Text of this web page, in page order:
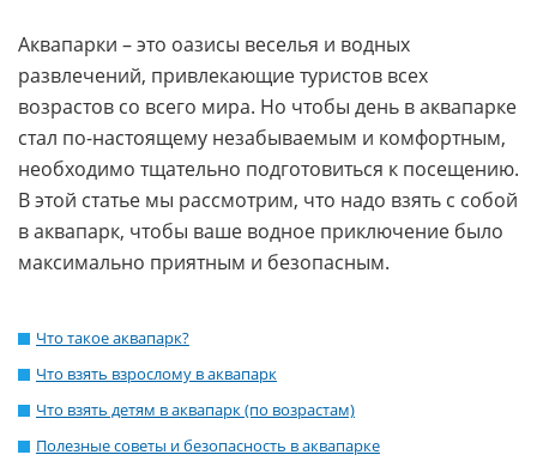
Аквапарки – это оазисы веселья и водных
развлечений, привлекающие туристов всех
возрастов со всего мира. Но чтобы день в аквапарке
стал по-настоящему незабываемым и комфортным,
необходимо тщательно подготовиться к посещению.
В этой статье мы рассмотрим, что надо взять с собой
в аквапарк, чтобы ваше водное приключение было
максимально приятным и безопасным.
Что такое аквапарк?
Что взять взрослому в аквапарк
Что взять детям в аквапарк (по возрастам)
Полезные советы и безопасность в аквапарке